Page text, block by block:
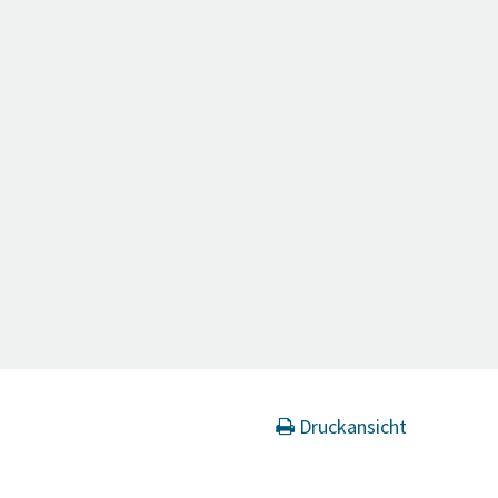
Druckansicht